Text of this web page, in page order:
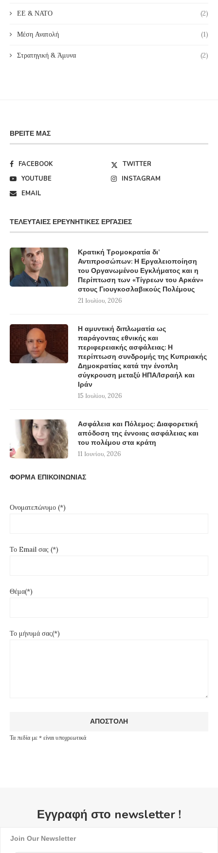
ΕΕ & ΝΑΤΟ (2)
Μέση Ανατολή (1)
Στρατηγική & Άμυνα (2)
ΒΡΕΊΤΕ ΜΑΣ
FACEBOOK
TWITTER
YOUTUBE
INSTAGRAM
EMAIL
ΤΕΛΕΥΤΑΊΕΣ ΕΡΕΥΝΗΤΙΚΈΣ ΕΡΓΑΣΊΕΣ
Κρατική Τρομοκρατία δι’
Αντιπροσώπων: Η Εργαλειοποίηση
του Οργανωμένου Εγκλήματος και η
Περίπτωση των «Τίγρεων του Αρκάν»
στους Γιουγκοσλαβικούς Πολέμους
21 Ιουλίου, 2026
Η αμυντική διπλωματία ως
παράγοντας εθνικής και
περιφερειακής ασφάλειας: Η
περίπτωση συνδρομής της Κυπριακής
Δημοκρατίας κατά την ένοπλη
σύγκρουση μεταξύ ΗΠΑ/Ισραήλ και
Ιράν
15 Ιουλίου, 2026
Ασφάλεια και Πόλεμος: Διαφορετική
απόδοση της έννοιας ασφάλειας και
του πολέμου στα κράτη
11 Ιουνίου, 2026
ΦΟΡΜΑ ΕΠΙΚΟΙΝΩΝΙΑΣ
Ονοματεπώνυμο (*)
Το Email σας (*)
Θέμα(*)
Το μήνυμά σας(*)
Τα πεδία με * είναι υποχρεωτικά
Εγγραφή στο newsletter !
Join Our Newsletter